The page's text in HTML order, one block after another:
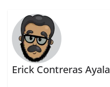
Erick Contreras Ayala